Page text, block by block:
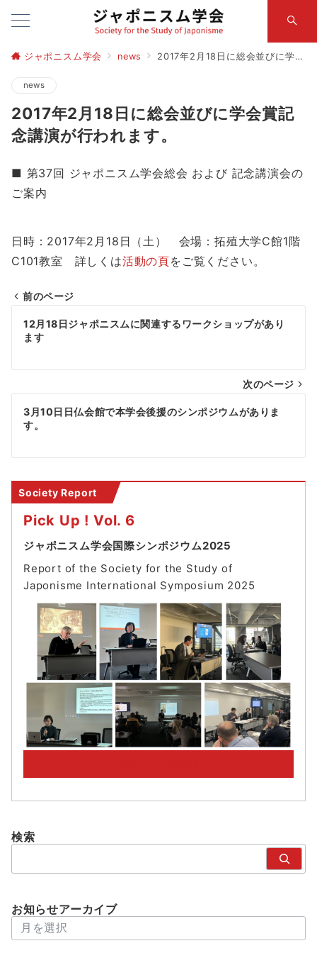
ジャポニスム学会 news 2017年2月18日に総会並びに学会賞記念講演が行われます。
news
2017年2月18日に総会並びに学会賞記
念講演が行われます。
■ 第37回 ジャポニスム学会総会 および 記念講演会の
ご案内
日時：2017年2月18日（土） 会場：拓殖大学C館1階
C101教室 詳しくは活動の頁をご覧ください。
投
稿
ビ
ゲ
シ
ョ
ン
前のページ
12月18日ジャポニスムに関連するワークショップがあり
ます
次のページ
3月10日日仏会館で本学会後援のシンポジウムがありま
す。
Society Report
Pick Up ! Vol. 6
ジャポニスム学会国際シンポジウム2025
Report of the Society for the Study of
Japonisme International Symposium 2025
検索
お知らせアーカイブ
アーカイブ